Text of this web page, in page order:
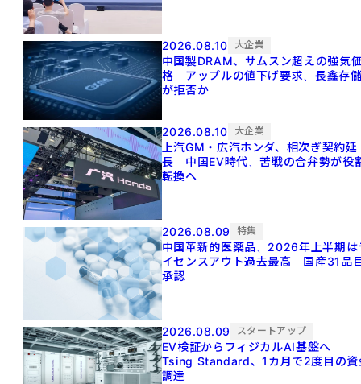
2026.08.10 大企業
中国製DRAM、サムスン超えの強気
格 アップルの値下げ要求、長鑫存
が拒否か
2026.08.10 大企業
上汽GM・広汽ホンダ、相次ぎ契約延
長 中国EV時代、苦戦の合弁勢が役
転換へ
2026.08.09 特集
中国革新的医薬品、2026年上半期は
イセンスアウト過去最高 国産31品
承認
2026.08.09 スタートアップ
EV検証からフィジカルAI基盤へ
Tsing Standard、1カ月で2度目の資
調達